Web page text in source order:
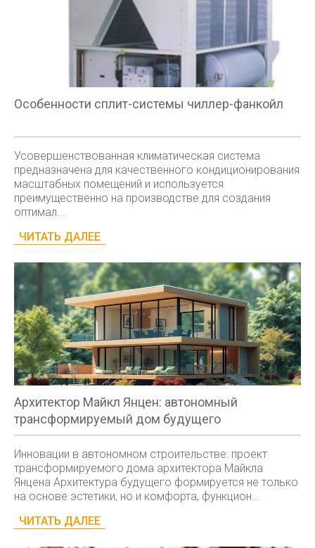
Особенности сплит-системы чиллер-фанкойл
Усовершенствованная климатическая система
предназначена для качественного кондиционирования
масштабных помещений и используется
преимущественно на производстве для создания
оптимал...
ЧИТАТЬ ДАЛЕЕ
Архитектор Майкл Янцен: автономный
трансформируемый дом будущего
Инновации в автономном строительстве: проект
трансформируемого дома архитектора Майкла
Янцена Архитектура будущего формируется не только
на основе эстетики, но и комфорта, функцион...
ЧИТАТЬ ДАЛЕЕ